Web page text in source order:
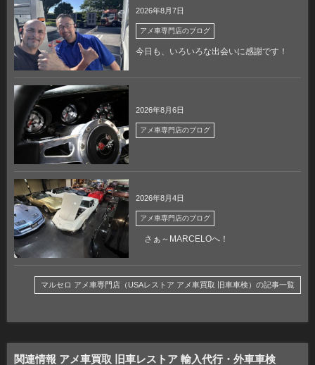
2026年8月7日
アメ車専門店のブログ
今日も、いろいろな出会いに感謝です！
2026年8月6日
アメ車専門店のブログ
2026年8月4日
アメ車専門店のブログ
さぁ～MARCELOへ！
マルセロ アメ車専門店（USAレストア アメ車買取 旧車車検）の記事一覧
関連情報 アメ車買取 旧車レストア 輸入代行・外車車検